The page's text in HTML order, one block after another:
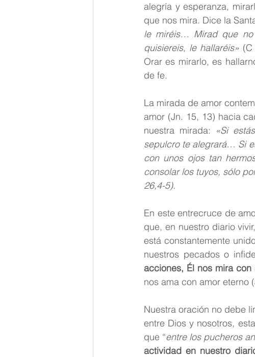
alegría y esperanza,
que nos mira. Dice la
le miréis… Mirad que
quisiereis, le hallaréis»
Orar es mirarlo, es
de fe.
La mirada de amor
amor (Jn. 15, 13) hacia
nuestra mirada: «Si
sepulcro te alegrará… Si
con unos ojos tan
consolar los tuyos, sólo
26,4-5).
En este entrecruce de
que, en nuestro diario
está constantemente
nuestros pecados o
acciones, Él nos mira con
nos ama con amor eterno
Nuestra oración no debe
entre Dios y nosotros,
que “entre los pucheros
actividad en nuestro